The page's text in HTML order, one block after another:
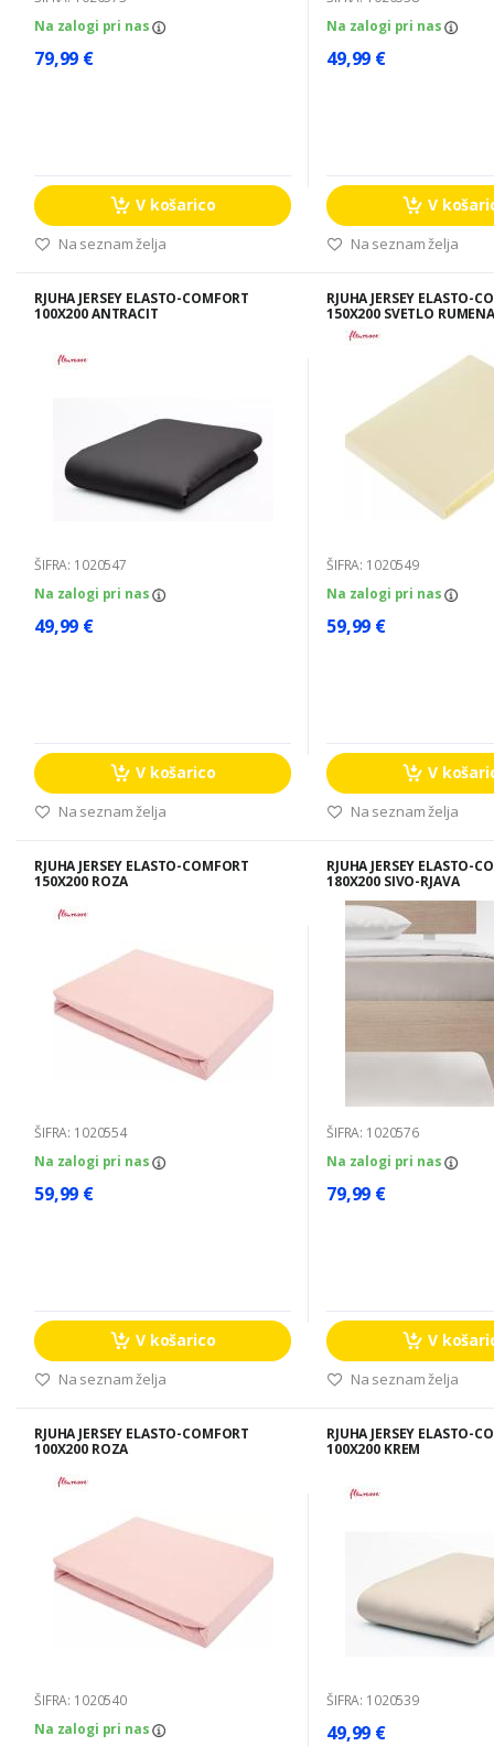
Na zalogi pri nas
79,99 €
V košarico
Na seznam želja
Na zalogi pri nas
49,99 €
V
Na seznam želja
RJUHA JERSEY ELASTO-COMFORT
100X200 ANTRACIT
ŠIFRA: 1020547
Na zalogi pri nas
49,99 €
V košarico
Na seznam želja
RJUHA JERSEY ELASTO-
150X200 SVETLO RUMENA
ŠIFRA: 1020549
Na zalogi pri nas
59,99 €
V
Na seznam želja
RJUHA JERSEY ELASTO-COMFORT
150X200 ROZA
ŠIFRA: 1020554
Na zalogi pri nas
59,99 €
V košarico
Na seznam želja
RJUHA JERSEY ELASTO-
180X200 SIVO-RJAVA
ŠIFRA: 1020576
Na zalogi pri nas
79,99 €
V
Na seznam želja
RJUHA JERSEY ELASTO-COMFORT
100X200 ROZA
ŠIFRA: 1020540
Na zalogi pri nas
RJUHA JERSEY ELASTO-
100X200 KREM
ŠIFRA: 1020539
49,99 €